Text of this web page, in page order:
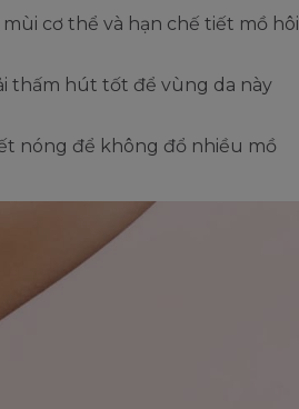
cơ thể và hạn chế tiết mồ hôi
thấm hút tốt để vùng da này
nóng để không đổ nhiều mồ